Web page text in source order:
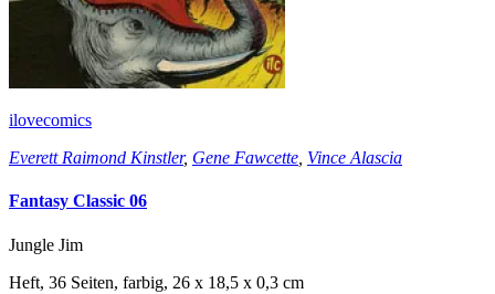
ilovecomics
Everett Raimond Kinstler, Gene Fawcette Vince Alascia
Fantasy Classic 06
Jungle Jim
Heft, 36 Seiten, farbig, 26 x 18,5 x 0,3 cm